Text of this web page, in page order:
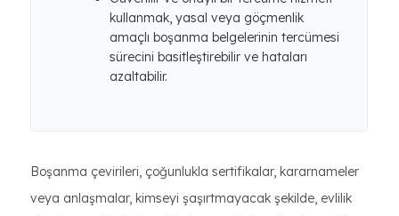
kullanmak, yasal veya göçmenlik
amaçlı boşanma belgelerinin tercümesi
sürecini basitleştirebilir ve hataları
azaltabilir.
Boşanma çevirileri, çoğunlukla sertifikalar, kararnameler
veya anlaşmalar, kimseyi şaşırtmayacak şekilde, evlilik